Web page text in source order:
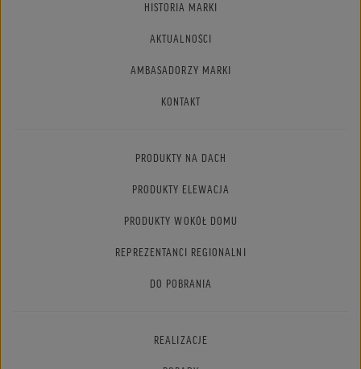
HISTORIA MARKI
AKTUALNOŚCI
AMBASADORZY MARKI
KONTAKT
PRODUKTY NA DACH
PRODUKTY ELEWACJA
PRODUKTY WOKÓŁ DOMU
REPREZENTANCI REGIONALNI
DO POBRANIA
REALIZACJE